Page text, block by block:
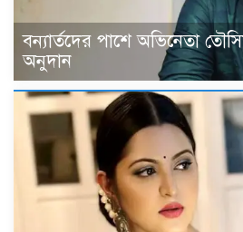
বন্যার্তদের পাশে অভিনেতা
অনুদান